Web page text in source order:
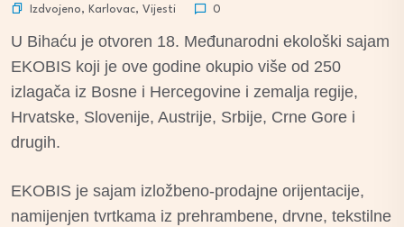
Izdvojeno, Karlovac, Vijesti 0
U Bihaću je otvoren 18. Međunarodni ekološki sajam
EKOBIS koji je ove godine okupio više od 250
izlagača iz Bosne i Hercegovine i zemalja regije,
Hrvatske, Slovenije, Austrije, Srbije, Crne Gore i
drugih.
EKOBIS je sajam izložbeno-prodajne orijentacije,
namijenjen tvrtkama iz prehrambene, drvne, tekstilne